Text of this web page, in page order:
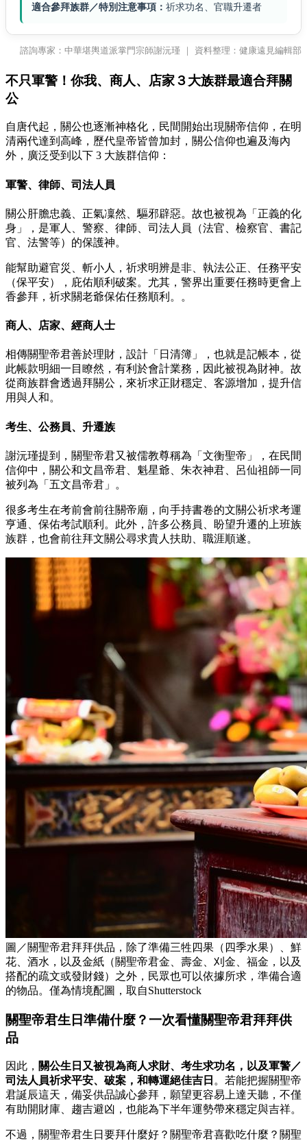
適合參拜族群／特別注意事項： 祈求功名、官職升遷者
諮詢專家：中華堪輿道派掌門宗師謝沅瑾 ｜ 資料整理：健康遠見編輯部
不只軍警！你我、商人、店家３大族群最適合拜關
公
自唐代起，關公也逐漸神格化，民間開始出現關帝信仰，在明
清兩代達到高峰，歷代皇帝皆曾加封，關公信仰也遍及海內
外，廣泛受到以下 3 大族群信仰：
軍警、律師、司法人員
關公肝膽忠義、正氣凜然、驅邪辟惡。故也被視為「正義的化
身」，是軍人、警察、律師、司法人員（法官、檢察官、書記
官、法警等）的保護神。
能幫助避官災、斬小人，祈求明辨是非、執法公正、任務平安
（保平安），庇佑順利破案。尤其，警界出重要任務時更會上
香參拜，祈求關老爺保佑任務順利。。
商人、店家、經商人士
相傳關聖帝君善於理財，設計「日清簿」，也就是記帳本，從
此帳款明細一目瞭然，有利於會計業務，因此被視為財神。故
從商族群會透過拜關公，來祈求正財穩定、客源增加，提升信
用與人和。
考生、公務員、升遷族
謝沅瑾提到，關聖帝君又被儒教尊稱為「文衡聖帝」，在民間
信仰中，關公和文昌帝君、魁星爺、朱衣神君、呂仙祖師一同
被列為「五文昌帝君」。
很多考生在考前會前往關帝廟，向手持書卷的文關公祈求考運
亨通、保佑考試順利。此外，許多公務員、盼望升遷的上班族
族群，也會前往拜文關公尋求貴人扶助、職涯順遂。
圖／關聖帝君拜拜供品，除了準備三牲四果（四季水果）、鮮
花、酒水，以及金紙（關聖帝君金、壽金、刈金、福金，以及
搭配的疏文或發財錢）之外，民眾也可以依據所求，準備合適
的物品。僅為情境配圖，取自Shutterstock
關聖帝君生日準備什麼？一次看懂關聖帝君拜拜供
品
因此， 關公生日又被視為商人求財、考生求功名，以及軍警／
司法人員祈求平安、破案，和轉運絕佳吉日 。若能把握關聖帝
君誕辰這天，備妥供品誠心參拜，願望更容易上達天聽，不僅
有助開財庫、趨吉避凶，也能為下半年運勢帶來穩定與吉祥。
不過，關聖帝君生日要拜什麼好？關聖帝君喜歡吃什麼？關聖